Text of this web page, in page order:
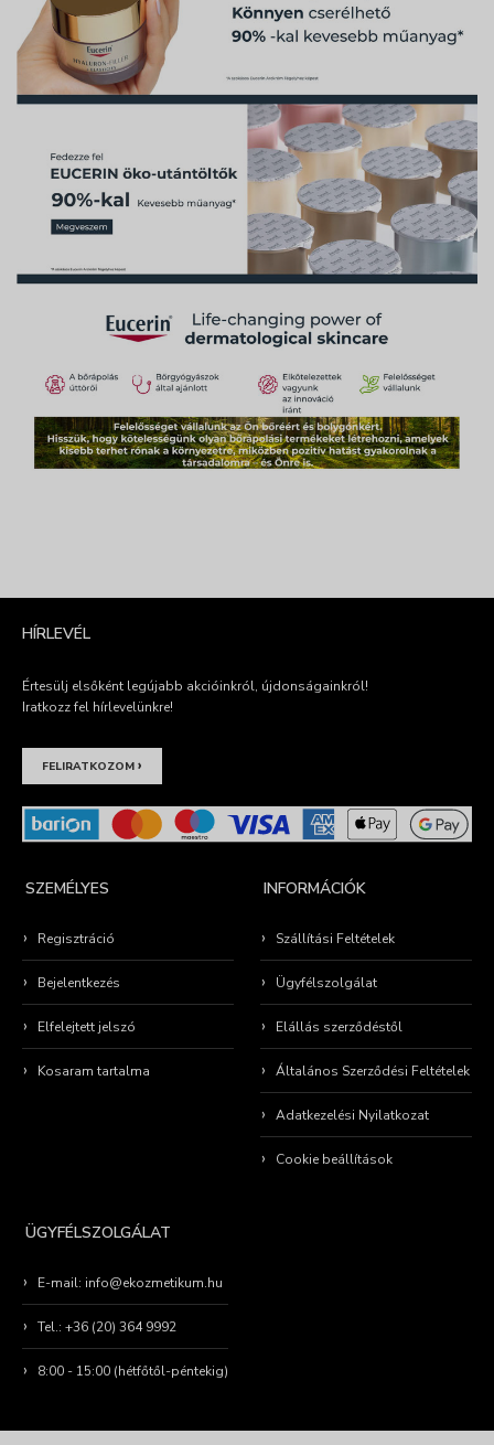
HÍRLEVÉL
Értesülj elsőként legújabb akcióinkról, újdonságainkról!
Iratkozz fel hírlevelünkre!
FELIRATKOZOM ›
SZEMÉLYES
Regisztráció
Bejelentkezés
Elfelejtett jelszó
Kosaram tartalma
INFORMÁCIÓK
Szállítási Feltételek
Ügyfélszolgálat
Elállás szerződéstől
Általános Szerződési Feltételek
Adatkezelési Nyilatkozat
Cookie beállítások
ÜGYFÉLSZOLGÁLAT
E-mail: info@ekozmetikum.hu
Tel.: +36 (20) 364 9992
8:00 - 15:00 (hétfőtől-péntekig)